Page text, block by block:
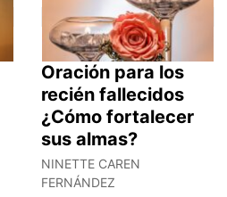
Oración para los
recién fallecidos
¿Cómo fortalecer
sus almas?
NINETTE CAREN
FERNÁNDEZ